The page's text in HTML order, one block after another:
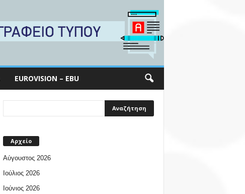
EUROVISION – EBU
Αρχείο
Αύγουστος 2026
Ιούλιος 2026
Ιούνιος 2026